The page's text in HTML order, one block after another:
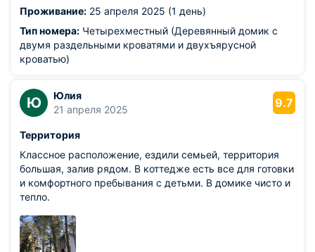
Проживание: 25 апреля 2025 (1 день)
Тип номера: Четырехместный (Деревянный домик с
двумя раздельными кроватями и двухъярусной
кроватью)
Ю
Юлия
21 апреля 2025
9.7
Территория
Классное расположение, ездили семьей, территория
большая, залив рядом. В коттедже есть все для готовки
и комфортного пребывания с детьми. В домике чисто и
тепло.